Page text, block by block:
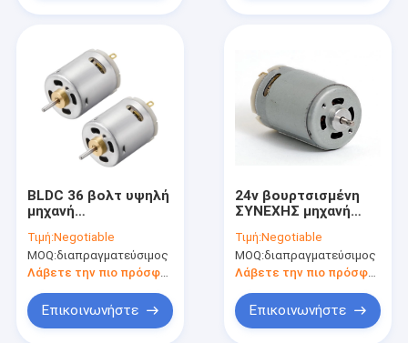
BLDC 36 βολτ υψηλή
μηχανή
ροπής ηλεκτρικών
κινητήρων 20000rpm
Τιμή:Negotiable
MOQ:διαπραγματεύσιμος
Λάβετε την πιο πρόσφατη τιμή
Επικοινωνήστε
24v βουρτσισμένη
ΣΥΝΕΧΗΣ μηχανή
30w 50w 100w 150w
Τιμή:Negotiable
MOQ:διαπραγματεύσιμος
Λάβετε την πιο πρόσφατη τιμή
Επικοινωνήστε